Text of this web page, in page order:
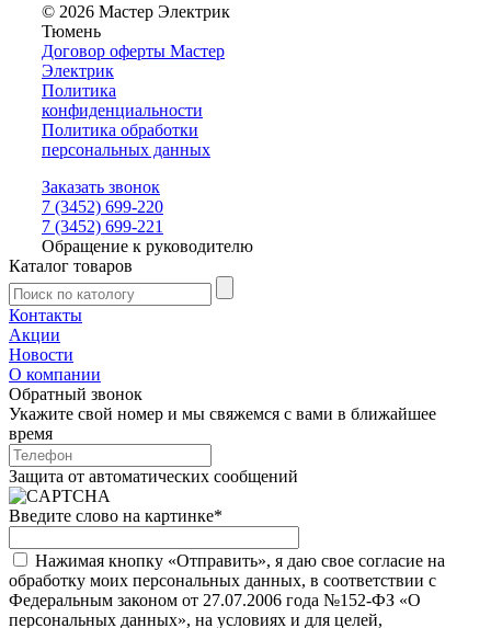
© 2026 Мастер Электрик
Тюмень
Договор оферты Мастер
Электрик
Политика
конфиденциальности
Политика обработки
персональных данных
Заказать звонок
7 (3452) 699-220
7 (3452) 699-221
Обращение к руководителю
Каталог товаров
Контакты
Акции
Новости
О компании
Обратный звонок
Укажите свой номер и мы свяжемся с вами в ближайшее
время
Защита от автоматических сообщений
Введите слово на картинке*
Нажимая кнопку «Отправить», я даю свое согласие на
обработку моих персональных данных, в соответствии с
Федеральным законом от 27.07.2006 года №152-ФЗ «О
персональных данных», на условиях и для целей,